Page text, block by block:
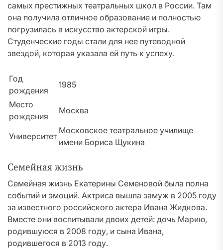
самых престижных театральных школ в России. Там
она получила отличное образование и полностью
погрузилась в искусство актерской игры.
Студенческие годы стали для нее путеводной
звездой, которая указала ей путь к успеху.
Год
рождения
1985
Место
рождения
Москва
Университет
Московское театральное училище
имени Бориса Щукина
Семейная жизнь
Семейная жизнь Екатерины Семеновой была полна
событий и эмоций. Актриса вышла замуж в 2005 году
за известного российского актера Ивана Жидкова.
Вместе они воспитывали двоих детей: дочь Марию,
родившуюся в 2008 году, и сына Ивана,
родившегося в 2013 году.